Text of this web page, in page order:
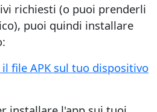
richiesti (o puoi prenderli
puoi quindi installare
file APK sul tuo dispositivo